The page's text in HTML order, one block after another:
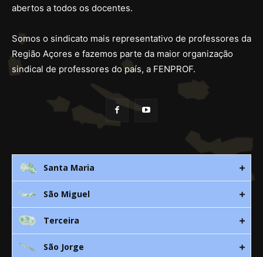
abertos a todos os docentes.
Somos o sindicato mais representativo de professores da
Região Açores e fazemos parte da maior organização
sindical de professores do país, a FENPROF.
Santa Maria
Rua 3. Leandres Chaves, 12C
296 882 118
São Miguel
Av. D. João lll, bloco A, nº10 – 3º
Terceira
Canada Nova 21
São Jorge